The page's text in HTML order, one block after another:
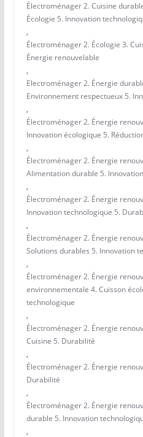
Électroménager 2. Cuisine
Écologie 5. Innovation
,
Électroménager 2. Écologie 3.
Énergie renouvelable
,
Electroménager 2. Énergie
Environnement respectueux 5.
,
Électroménager 2. Énergie
Innovation écologique 5.
,
Électroménager 2. Énergie
Alimentation durable 5.
,
Électroménager 2. Énergie
Innovation technologique 5.
,
Électroménager 2. Énergie
Solutions durables 5. Innovation
,
Électroménager 2. Énergie
environnementale 4. Cuisson
technologique
,
Électroménager 2. Énergie
Cuisine 5. Durabilité
,
Électroménager 2. Énergie
Durabilité
,
Électroménager 2. Énergie
durable 5. Innovation
,